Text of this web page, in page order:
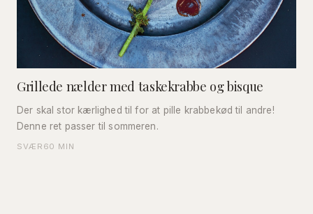
Grillede nælder med taskekrabbe og bisque
Der skal stor kærlighed til for at pille krabbekød til andre!
Denne ret passer til sommeren.
SVÆR 60 MIN